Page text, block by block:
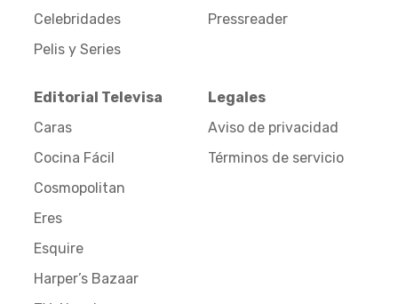
Celebridades
Pelis y Series
Pressreader
Editorial Televisa
Caras
Cocina Fácil
Cosmopolitan
Eres
Esquire
Harper’s Bazaar
Legales
Aviso de privacidad
Términos de servicio